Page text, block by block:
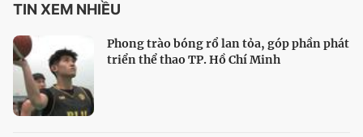
TIN XEM NHIỀU
Phong trào bóng rổ lan tỏa, góp phần phát
triển thể thao TP. Hồ Chí Minh